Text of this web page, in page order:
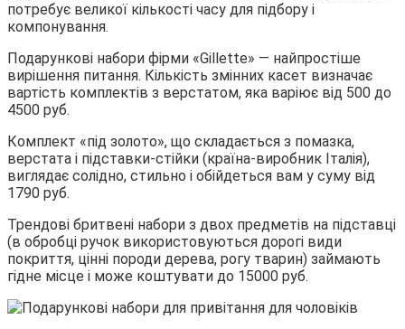
потребує великої кількості часу для підбору і
компонування.
Подарункові набори фірми «Gillette» — найпростіше
вирішення питання. Кількість змінних касет визначає
вартість комплектів з верстатом, яка варіює від 500 до
4500 руб.
Комплект «під золото», що складається з помазка,
верстата і підставки-стійки (країна-виробник Італія),
виглядає солідно, стильно і обійдеться вам у суму від
1790 руб.
Трендові бритвені набори з двох предметів на підставці
(в обробці ручок використовуються дорогі види
покриття, цінні породи дерева, рогу тварин) займають
гідне місце і може коштувати до 15000 руб.